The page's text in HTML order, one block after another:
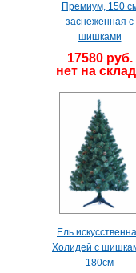
Премиум, 150
заснеженная с
шишками
17580 руб.
нет на
Ель
Холидей с
180см